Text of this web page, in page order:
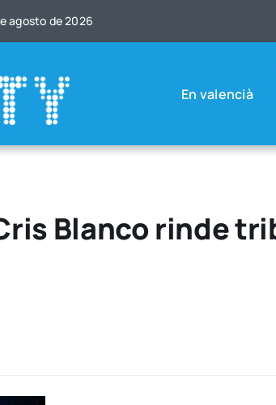
agos­to de 2026
En valen­cià
Blanco rinde